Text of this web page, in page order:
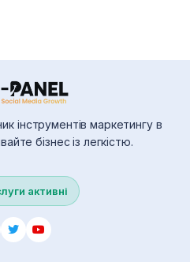
інструментів маркетингу в
бізнес із легкістю.
активні